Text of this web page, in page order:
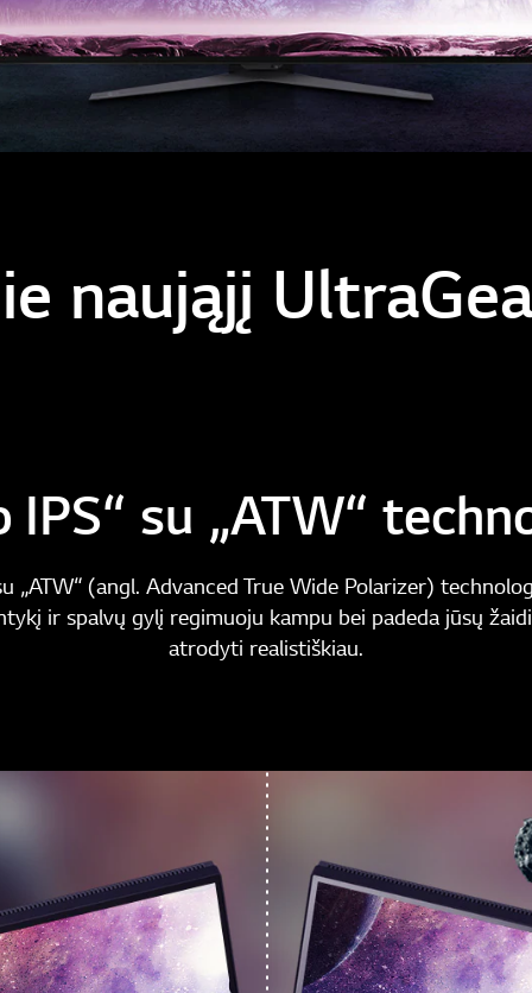
naująjį
IPS“ su „ATW“
„ATW“ (angl. Advanced True Wide Polarizer)
ir spalvų gylį regimuoju kampu bei padeda jūsų
atrodyti realistiškiau.